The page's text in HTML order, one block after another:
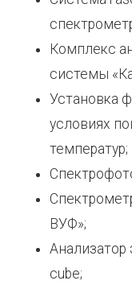
Комплекс
системы
Установка
условиях
температур;
ВУФ»;
Анализатор
cube;